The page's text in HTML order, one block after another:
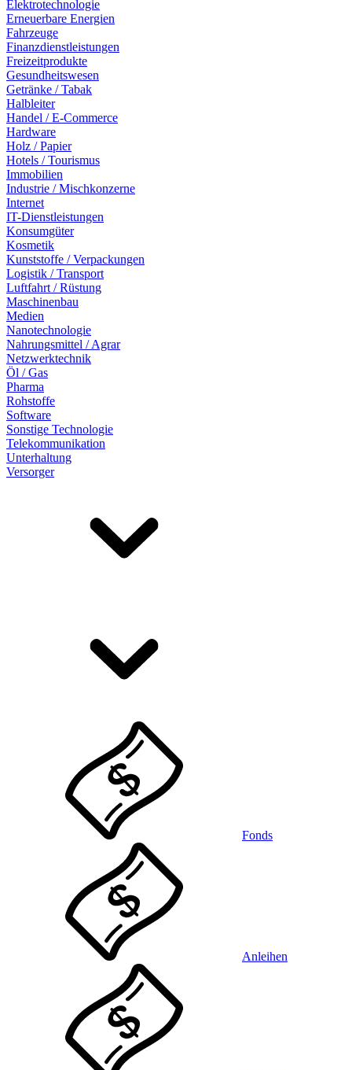
Elektrotechnologie
Erneuerbare Energien
Fahrzeuge
Finanzdienstleistungen
Freizeitprodukte
Gesundheitswesen
Getränke / Tabak
Halbleiter
Handel / E-Commerce
Hardware
Holz / Papier
Hotels / Tourismus
Immobilien
Industrie / Mischkonzerne
Internet
IT-Dienstleistungen
Konsumgüter
Kosmetik
Kunststoffe / Verpackungen
Logistik / Transport
Luftfahrt / Rüstung
Maschinenbau
Medien
Nanotechnologie
Nahrungsmittel / Agrar
Netzwerktechnik
Öl / Gas
Pharma
Rohstoffe
Software
Sonstige Technologie
Telekommunikation
Unterhaltung
Versorger
Fonds
Anleihen